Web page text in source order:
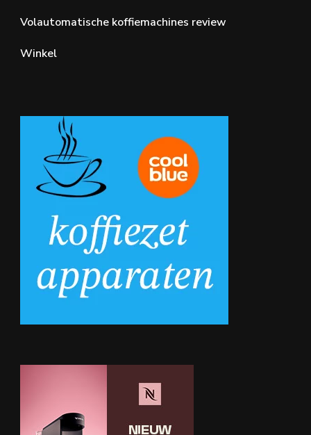
Volautomatische koffiemachines review
Winkel